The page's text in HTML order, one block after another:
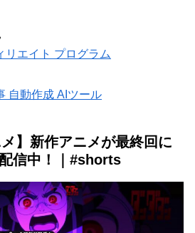
エイト プログラム
自動作成 AIツール
メ】新作アニメが最終回に
信中！｜#shorts